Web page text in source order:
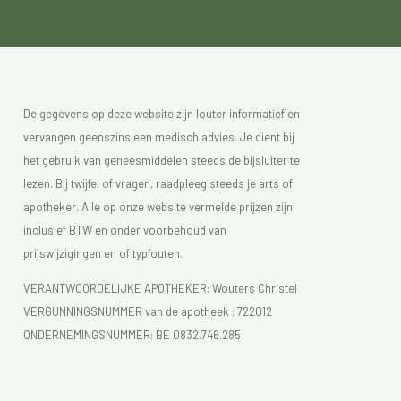
De gegevens op deze website zijn louter informatief en
vervangen geenszins een medisch advies. Je dient bij
het gebruik van geneesmiddelen steeds de bijsluiter te
lezen. Bij twijfel of vragen, raadpleeg steeds je arts of
apotheker. Alle op onze website vermelde prijzen zijn
inclusief BTW en onder voorbehoud van
prijswijzigingen en of typfouten.
VERANTWOORDELIJKE APOTHEKER: Wouters Christel
VERGUNNINGSNUMMER van de apotheek : 722012
ONDERNEMINGSNUMMER: BE 0832.746.285